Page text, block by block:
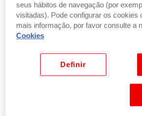
Os portugueses que sejam,
outro Estado, assim como os
brasileira, residentes e
identidade e dotados do estatuto
direitos políticos também podem
seus hábitos de navegação (por
visitadas). Pode configurar os cookies
mais informação, por favor consulte a
Cookies
Definir